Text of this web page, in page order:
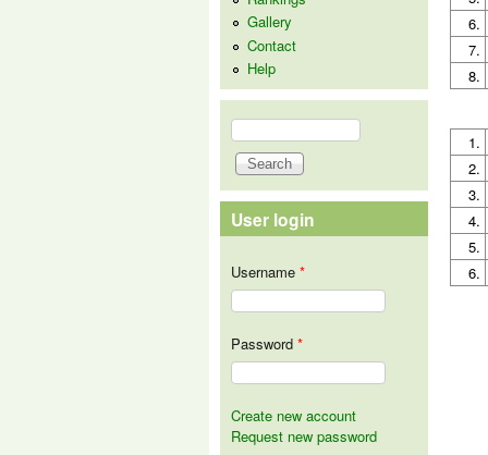
6.
7.
8.
1.
2.
3.
4.
5.
6.
Gallery
Contact
Help
Search form
Search
User login
Username *
Password *
Create new account
Request new password